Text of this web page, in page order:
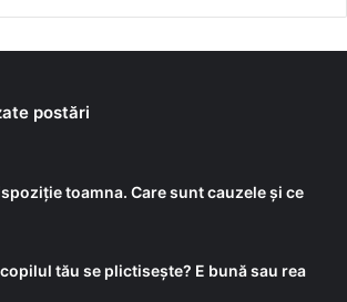
postări
toamna. Care sunt cauzele și ce
tău se plictisește? E bună sau rea